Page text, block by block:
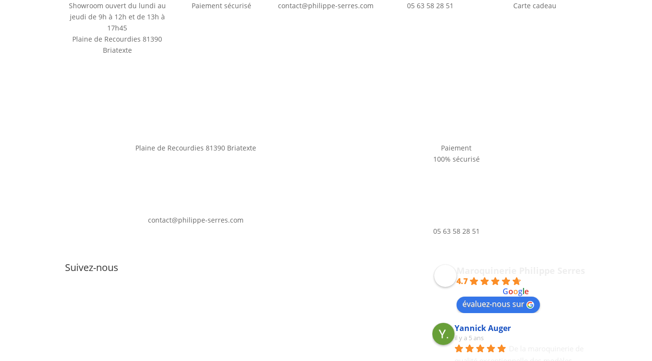
Showroom ouvert du lundi au
jeudi de 9h à 12h et de 13h à
17h45
Plaine de Recourdies81390
Briatexte
Paiement sécurisé contact@philippe-serres.com 05 63 58 28 51 Carte cadeau
Plaine de Recourdies 81390 Briatexte
contact@philippe-serres.com
Paiement
100% sécurisé
05 63 58 28 51
Suivez-nous Maroquinerie Philippe Serres
4.7
Google
évaluez-nous sur
Yannick Auger
il y a 5 ans